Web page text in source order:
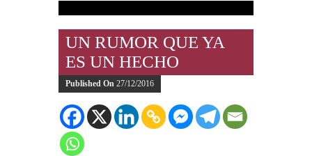
UN RUMOR QUE YA
ES UN HECHO
Published On 27/12/2016